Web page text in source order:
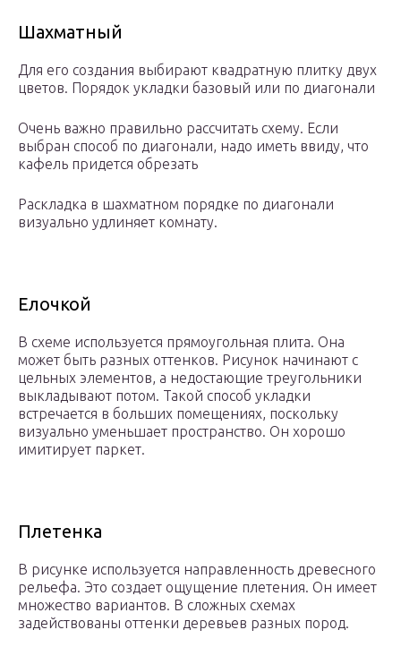
Шахматный
Для его создания выбирают квадратную плитку двух
цветов. Порядок укладки базовый или по диагонали
Очень важно правильно рассчитать схему. Если
выбран способ по диагонали, надо иметь ввиду, что
кафель придется обрезать
Раскладка в шахматном порядке по диагонали
визуально удлиняет комнату.
Елочкой
В схеме используется прямоугольная плита. Она
может быть разных оттенков. Рисунок начинают с
цельных элементов, а недостающие треугольники
выкладывают потом. Такой способ укладки
встречается в больших помещениях, поскольку
визуально уменьшает пространство. Он хорошо
имитирует паркет.
Плетенка
В рисунке используется направленность древесного
рельефа. Это создает ощущение плетения. Он имеет
множество вариантов. В сложных схемах
задействованы оттенки деревьев разных пород.